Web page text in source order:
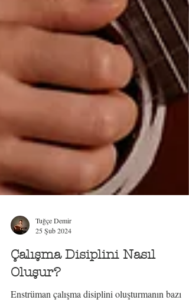
25 Şub 2024
Çalışma Disiplini Nasıl
Oluşur?